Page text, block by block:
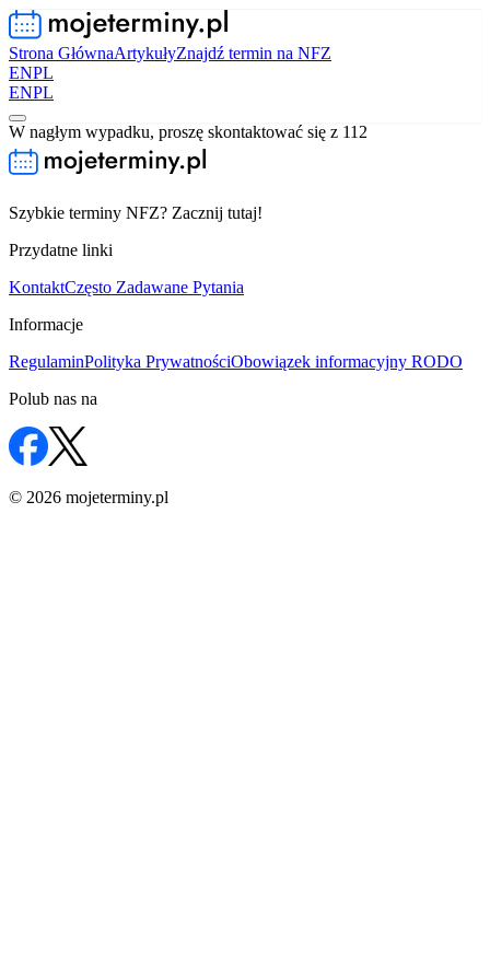
Strona GłównaArtykułyZnajdź termin na NFZ
ENPL
ENPL
W nagłym wypadku, proszę skontaktować się z 112
Szybkie terminy NFZ? Zacznij tutaj!
Przydatne linki
KontaktCzęsto Zadawane Pytania
Informacje
RegulaminPolityka PrywatnościObowiązek informacyjny RODO
Polub nas na
© 2026 mojeterminy.pl